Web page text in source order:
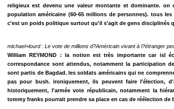
religieux est devenu une valeur montante et dominante.
population américaine (60-65 millions de personnes). tous
c'est un poids politique surtout qu'il s'agit de gens disciplinés
michael+lourd : Le vote de millions d?Américain vivant à l?étranger
William REYMOND : la notion est très importante car isl
correspondance sont attendus, notamment la participation
sont partis de Bagdad. les soldats américains qui ne
pas pour bush. ironiquement, ils peuvent faire l'élection,
historiquement, l'armée vote républicain, notamment la
tommy franks pourrait prendre sa place en cas de réélection de